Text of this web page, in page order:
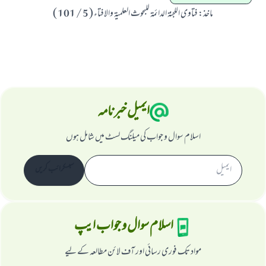
ماخذ:فتاوى اللجنۃ الدائمۃ للبحوث العلميۃ والافتاء ( 5 / 101 )
ایمیل خبرنامہ
اسلام سوال و جواب کی میلنگ لسٹ میں شامل ہوں
اسلام سوال و جواب ایپ
مواد تک فوری رسائی اور آف لائن مطالعہ کے لیے